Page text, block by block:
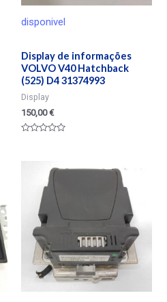
disponivel
Display de informações
VOLVO V40 Hatchback
(525) D4 31374993
Display
150,00€